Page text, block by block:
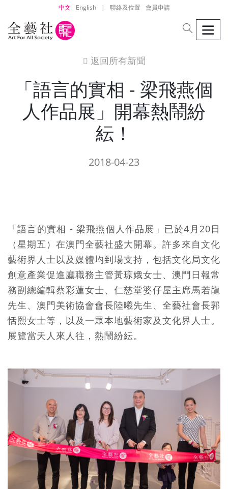
中文 English | 聯絡及位置 會員申請
search
icon
返回所有新聞
「語言的實相 - 梁飛燕個
人作品展」開幕熱鬧紛
紜！
2018-04-23
「語言的實相 - 梁飛燕個人作品展」已於4月20日
（星期五）在澳門全藝社盛大開幕。許多來自文化
藝術界人士以及媒體均到場支持，包括文化局文化
創意產業促進廳職務主管黃琼娥女士、澳門日報常
務副總編輯蔡彩蓮女士、仁慈堂婆仔屋主席馬若龍
先生、澳門美術協會會長陸曦先生、全藝社會長郭
恬熙女士等，以及一眾本地藝術家及文化界人士。
展覽當天人來人往，熱鬧紛紜。